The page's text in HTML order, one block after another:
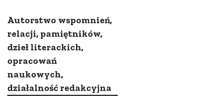
Autorstwo wspomnień,
relacji, pamiętników,
dzieł literackich,
opracowań
naukowych,
działalność redakcyjna